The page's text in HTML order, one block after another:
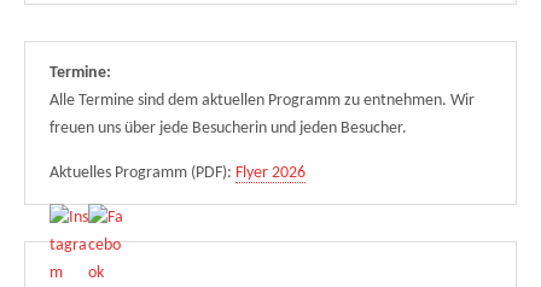
Termine:
Alle Termine sind dem aktuellen Programm zu entnehmen. Wir
freuen uns über jede Besucherin und jeden Besucher.
Aktuelles Programm (PDF): Flyer 2026